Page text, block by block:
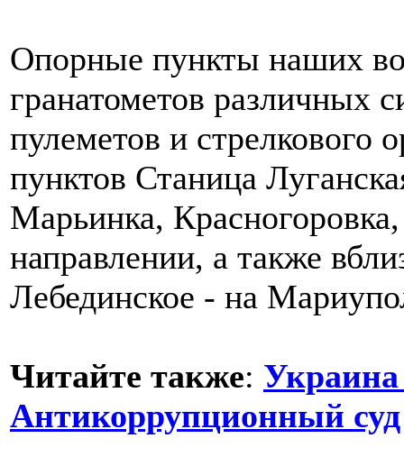
Опорные пункты наших
гранатометов различных
пулеметов и стрелкового
пунктов Станица
Марьинка,
направлении, а также
Лебединское - на
Читайте также:
Антикоррупционный суд